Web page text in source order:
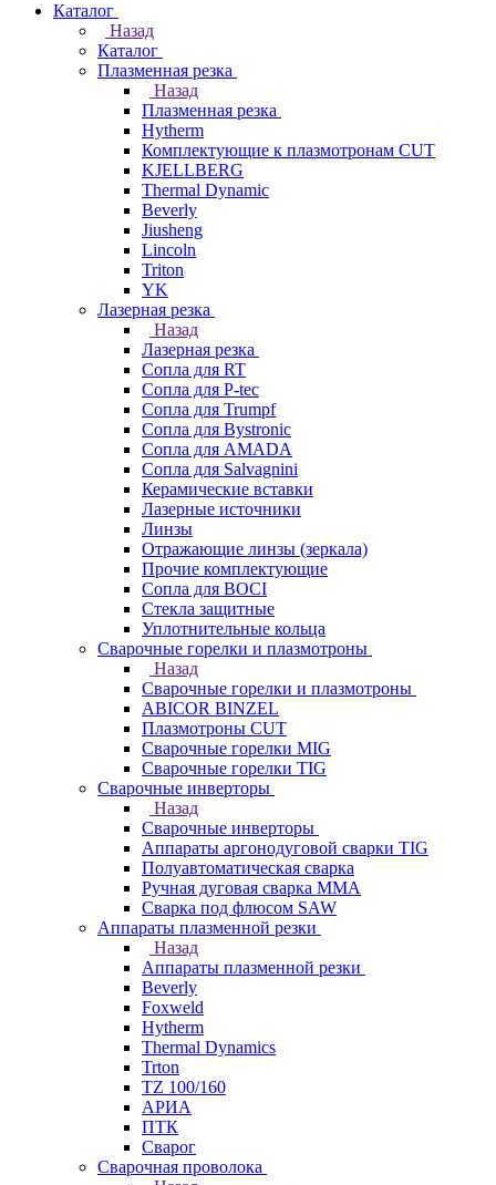
Каталог
Назад
Каталог
Плазменная резка
Назад
Плазменная резка
Hytherm
Комплектующие к плазмотронам CUT
KJELLBERG
Thermal Dynamic
Beverly
Jiusheng
Lincoln
Triton
YK
Лазерная резка
Назад
Лазерная резка
Сопла для RT
Сопла для P-tec
Сопла для Trumpf
Сопла для Bystronic
Сопла для AMADA
Сопла для Salvagnini
Керамические вставки
Лазерные источники
Линзы
Отражающие линзы (зеркала)
Прочие комплектующие
Сопла для BOCI
Стекла защитные
Уплотнительные кольца
Сварочные горелки и плазмотроны
Назад
Сварочные горелки и плазмотроны
ABICOR BINZEL
Плазмотроны CUT
Сварочные горелки MIG
Сварочные горелки TIG
Сварочные инверторы
Назад
Сварочные инверторы
Аппараты аргонодуговой сварки TIG
Полуавтоматическая сварка
Ручная дуговая сварка MMA
Сварка под флюсом SAW
Аппараты плазменной резки
Назад
Аппараты плазменной резки
Beverly
Foxweld
Hytherm
Thermal Dynamics
Trton
TZ 100/160
АРИА
ПТК
Сварог
Сварочная проволока